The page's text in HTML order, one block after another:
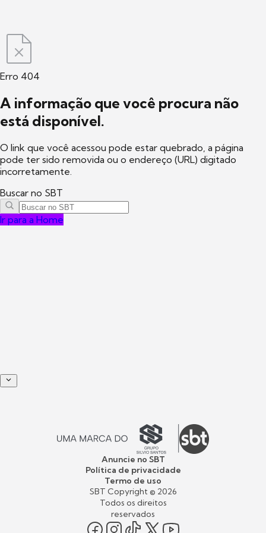
Erro 404
A informação que você procura não
está disponível.
O link que você acessou pode estar quebrado, a página
pode ter sido removida ou o endereço (URL) digitado
incorretamente.
Buscar no SBT
Ir para a Home
Anuncie no SBT
Política de privacidade
Termo de uso
SBT Copyright © 2026
Todos os direitos
reservados